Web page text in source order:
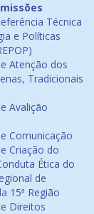
Técnica
e Políticas
Atenção dos
Tradicionais
Avalição
Comunicação
Criação do
Ética do
de
15ª Região
Direitos